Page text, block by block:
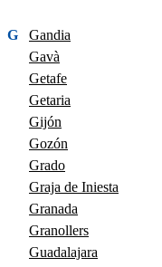
G
Gandia
Gavà
Getafe
Getaria
Gijón
Gozón
Grado
Graja de Iniesta
Granada
Granollers
Guadalajara